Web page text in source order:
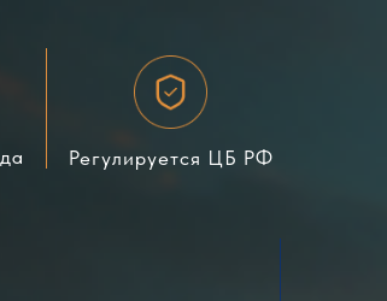
Регулируется ЦБ РФ